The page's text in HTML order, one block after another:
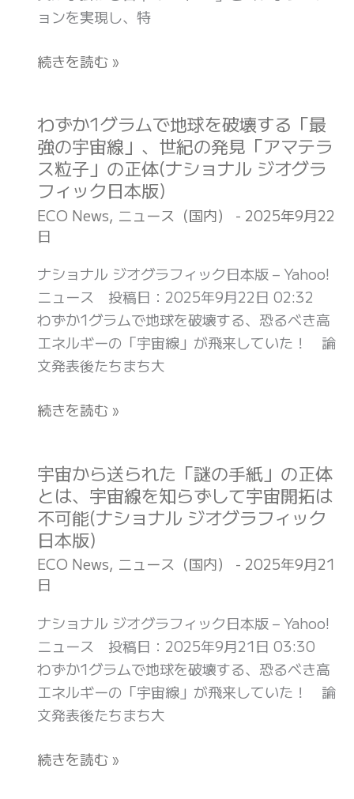
歴
と
大
絶
滅
の
ナ
ゾ」
(ナ
シ
ョ
ナ
ル
オ
フ
ィ
ッ
ク
日
本
版)
ョンを実現し、特
染
深
纏
う
日
仏
融
合
ニ
ー
カ
ー
(Pen
続きを読む »
わずか1グラムで地球を破壊する「最
強の宇宙線」、世紀の発見「アマテラ
ス粒子」の正体(ナショナル ジオグラ
フィック日本版)
ECO News, ニュース（国内） - 2025年9月22
日
ナショナル ジオグラフィック日本版 – Yahoo!
ニュース 投稿日：2025年9月22日 02:32
わずか1グラムで地球を破壊する、恐るべき高
エネルギーの「宇宙線」が飛来していた！ 論
文発表後たちまち大
わ
ず
か
1
グ
ラ
で
地
球
を
破
す
「最
強
の
宇
宙
線」、
紀
の
発
見
「ア
テ
続きを読む »
宇宙から送られた「謎の手紙」の正体
とは、宇宙線を知らずして宇宙開拓は
不可能(ナショナル ジオグラフィック
日本版)
ECO News, ニュース（国内） - 2025年9月21
日
ナショナル ジオグラフィック日本版 – Yahoo!
ニュース 投稿日：2025年9月21日 03:30
わずか1グラムで地球を破壊する、恐るべき高
エネルギーの「宇宙線」が飛来していた！ 論
文発表後たちまち大
宇
宙
か
ら
送
ら
た
「謎
の
手
紙」
正
続きを読む »